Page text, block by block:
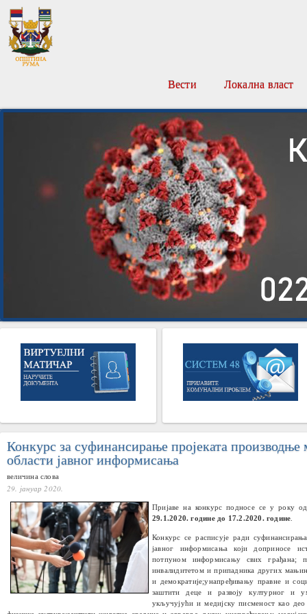
Вести Локална власт
Конкурс за суфинансирање проjеката производње
области jавног информисања
величина слова
29. јануар 2020.
Пријаве на конкурс подносе се у року
29.1.2020. године до 17.2.2020. године
Конкурс се расписује ради
јавног информисања који доприносе
потпуном информисању свих грађана;
инвалидитетом и припадника других
и демократије;унапређивању правне и
заштити деце и развоју културног и
укључујући и медијску писменост као